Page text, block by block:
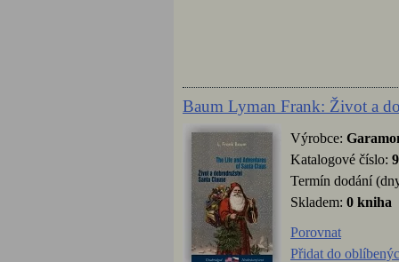
Baum Lyman Frank: Život a
Výrobce:
Katalogové číslo:
Termín dodání
Skladem: 0 kniha
Porovnat
Přidat do